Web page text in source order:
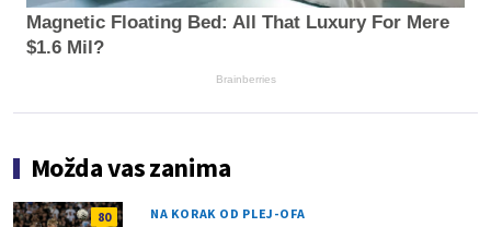
Magnetic Floating Bed: All That Luxury For Mere
$1.6 Mil?
Brainberries
Možda vas zanima
80 NA KORAK OD PLEJ-OFA